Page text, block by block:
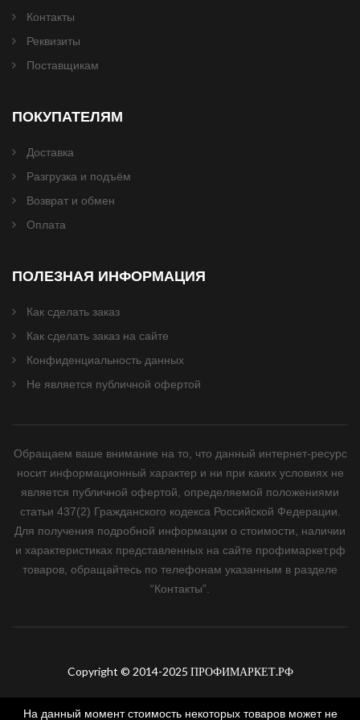
Контакты
Реквизиты
Поставщикам
ПОКУПАТЕЛЯМ
Доставка
Разгрузка и подъём
Возврат и обмен
Оплата
ПОЛЕЗНАЯ ИНФОРМАЦИЯ
Как сделать заказ
Как сделать заказ на сайте
Конфиденциальность данных
Не является публичной офертой
Обращаем ваше внимание на то, что данный интернет-ресурс
носит информационный характер и ни при каких условиях не
является публичной офертой, определяемой положениями
статьи 437(2) Гражданского кодекса Российской Федерации.
Для получения подробной информации о стоимости, наличии
и характеристиках представленных на сайте профимаркет.рф
товаров, обращайтесь по телефонам указанным в разделе
“Контакты”.
Copyright © 2014-2025 ПРОФИМАРКЕТ.РФ
На данный момент стоимость некоторых товаров может не